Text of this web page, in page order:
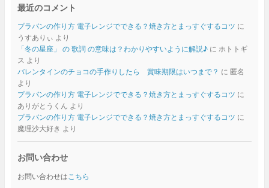
最近のコメント
プラバンの作り方 電子レンジでできる？焼き方とまっすぐするコツ に
うすありぃ より
「冬の星座」 の 歌詞 の意味は？わかりやすいように解説♪に ホトトギ
ス より
バレンタインのチョコの手作りしたら 賞味期限はいつまで？ に 匿名
より
プラバンの作り方 電子レンジでできる？焼き方とまっすぐするコツ に
ありがとうくん より
プラバンの作り方 電子レンジでできる？焼き方とまっすぐするコツ に
魔理沙大好き より
お問い合わせ
お問い合わせはこちら